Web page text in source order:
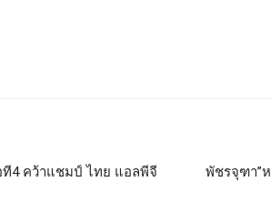
ที4 คว้าแชมป์ ไทย แอลพีจี
พัชรจุฑา”